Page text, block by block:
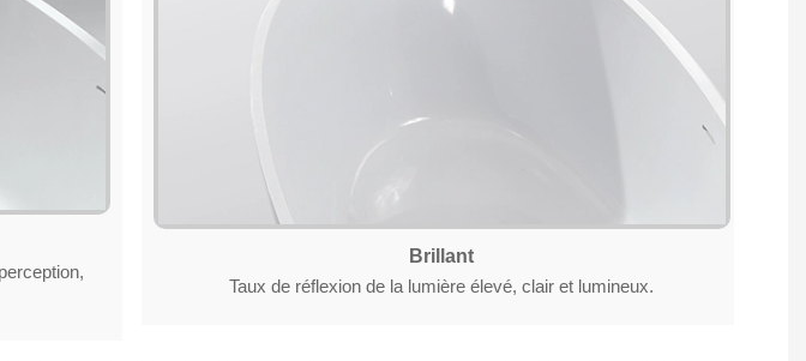
Brillant
Taux de réflexion de la lumière élevé, clair et lumineux.